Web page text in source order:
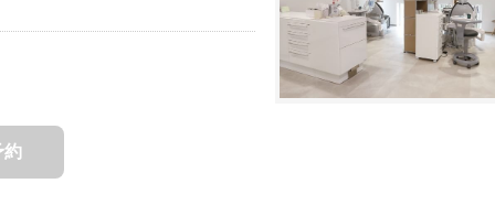
約